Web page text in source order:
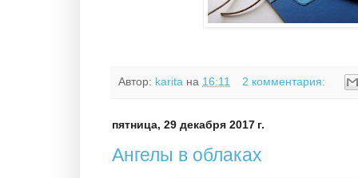
Автор: karita на 16:11 2 комментария:
пятница, 29 декабря 2017 г.
Ангелы в облаках